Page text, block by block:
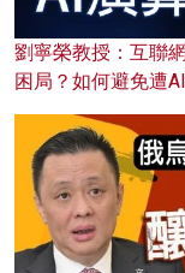
劉寧榮教授：互聯
困局？如何避免遭